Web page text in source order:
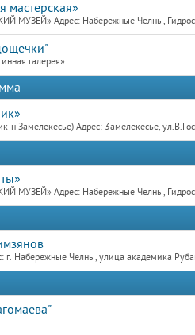
мастерская»
МУЗЕЙ» Адрес: Набережные Челны,
галерея»
н Замелекесье) Адрес: 3амелекесье,
МУЗЕЙ» Адрес: Набережные Челны,
Набережные Челны, улица академика